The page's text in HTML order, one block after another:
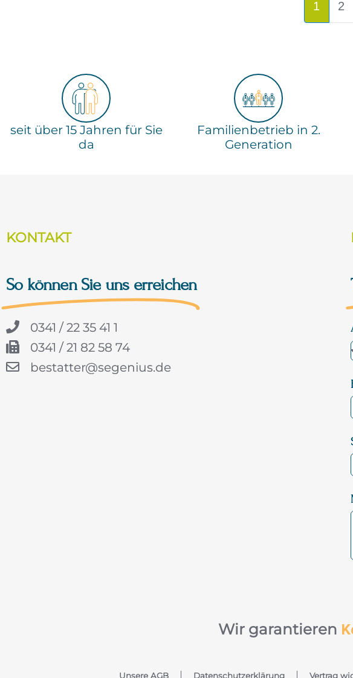
1 2
seit über 15 Jahren für Sie
da
Familienbetrieb in 2.
Generation
KONTAKT
So können Sie uns erreichen
0341 / 22 35 41 1
0341 / 21 82 58 74
bestatter@segenius.de
Wir garantieren
Unsere AGB Datenschutzerklärung Vertrag